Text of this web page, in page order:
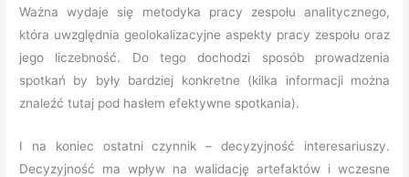
Ważna wydaje się metodyka pracy zespołu analitycznego,
która uwzględnia geolokalizacyjne aspekty pracy zespołu oraz
jego liczebność. Do tego dochodzi sposób prowadzenia
spotkań by były bardziej konkretne (kilka informacji można
znaleźć tutaj pod hasłem efektywne spotkania).
I na koniec ostatni czynnik – decyzyjność interesariuszy.
Decyzyjność ma wpływ na walidację artefaktów i wczesne